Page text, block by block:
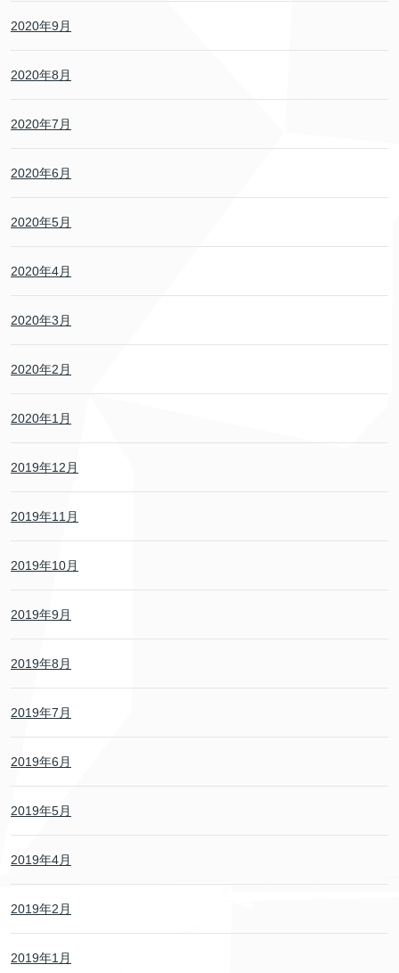
2020年9月
2020年8月
2020年7月
2020年6月
2020年5月
2020年4月
2020年3月
2020年2月
2020年1月
2019年12月
2019年11月
2019年10月
2019年9月
2019年8月
2019年7月
2019年6月
2019年5月
2019年4月
2019年2月
2019年1月